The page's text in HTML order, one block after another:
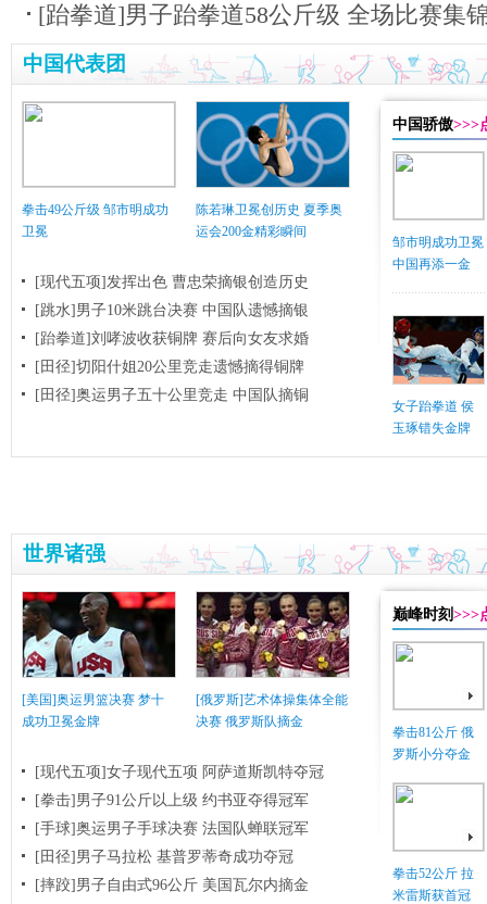
[跆拳道]男子跆拳道58公斤级 全场比赛集
中国代表团
拳击49公斤级 邹市明成功
卫冕
陈若琳卫冕创历史 夏季奥
运会200金精彩瞬间
[现代五项]发挥出色 曹忠荣摘银创造历史
[跳水]男子10米跳台决赛 中国队遗憾摘银
[跆拳道]刘哮波收获铜牌 赛后向女友求婚
[田径]切阳什姐20公里竞走遗憾摘得铜牌
[田径]奥运男子五十公里竞走 中国队摘铜
中国骄傲>>>
邹市明成功卫冕
中国再添一金
女子跆拳道 侯
玉琢错失金牌
世界诸强
[美国]奥运男篮决赛 梦十
成功卫冕金牌
[俄罗斯]艺术体操集体全能
决赛 俄罗斯队摘金
[现代五项]女子现代五项 阿萨道斯凯特夺冠
[拳击]男子91公斤以上级 约书亚夺得冠军
[手球]奥运男子手球决赛 法国队蝉联冠军
[田径]男子马拉松 基普罗蒂奇成功夺冠
[摔跤]男子自由式96公斤 美国瓦尔内摘金
巅峰时刻>>>
拳击81公斤 俄
罗斯小分夺金
拳击52公斤 拉
米雷斯获首冠